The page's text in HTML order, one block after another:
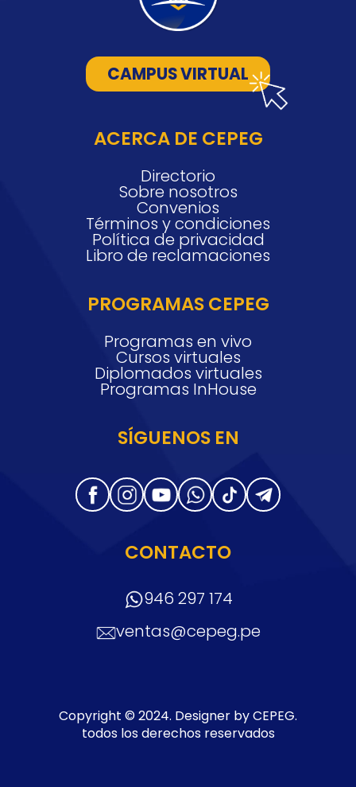
CAMPUS VIRTUAL
ACERCA DE CEPEG
Directorio
Sobre nosotros
Convenios
Términos y condiciones
Política de privacidad
Libro de reclamaciones
PROGRAMAS CEPEG
Programas en vivo
Cursos virtuales
Diplomados virtuales
Programas InHouse
SÍGUENOS EN
CONTACTO
946 297 174
ventas@cepeg.pe
Copyright © 2024. Designer by CEPEG.
todos los derechos reservados